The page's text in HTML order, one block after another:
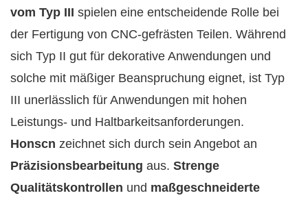
vom Typ III spielen eine entscheidende Rolle bei
der Fertigung von CNC-gefrästen Teilen. Während
sich Typ II gut für dekorative Anwendungen und
solche mit mäßiger Beanspruchung eignet, ist Typ
III unerlässlich für Anwendungen mit hohen
Leistungs- und Haltbarkeitsanforderungen.
Honscn zeichnet sich durch sein Angebot an
Präzisionsbearbeitung aus. Strenge
Qualitätskontrollen und maßgeschneiderte